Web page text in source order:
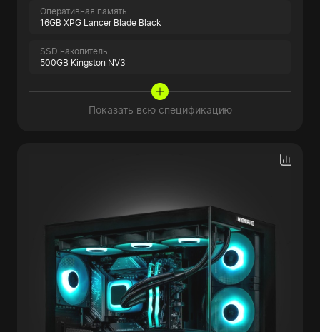
Оперативная память
16GB XPG Lancer Blade Black
SSD накопитель
500GB Kingston NV3
Показать всю спецификацию